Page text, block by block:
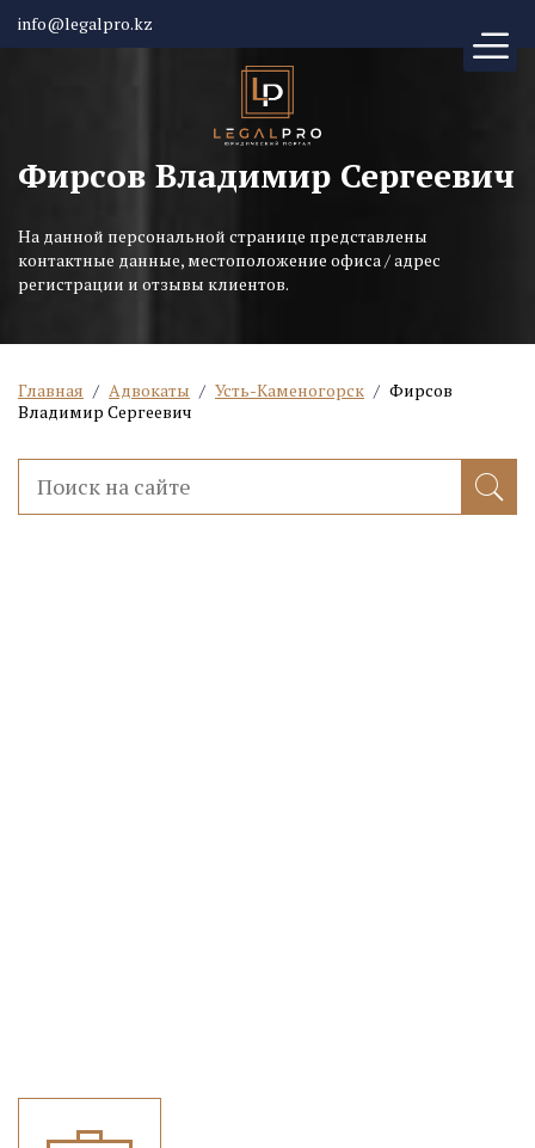
info@legalpro.kz
Фирсов Владимир Сергеевич
На данной персональной странице представлены
контактные данные, местоположение офиса / адрес
регистрации и отзывы клиентов.
Главная / Адвокаты / Усть-Каменогорск / Фирсов
Владимир Сергеевич